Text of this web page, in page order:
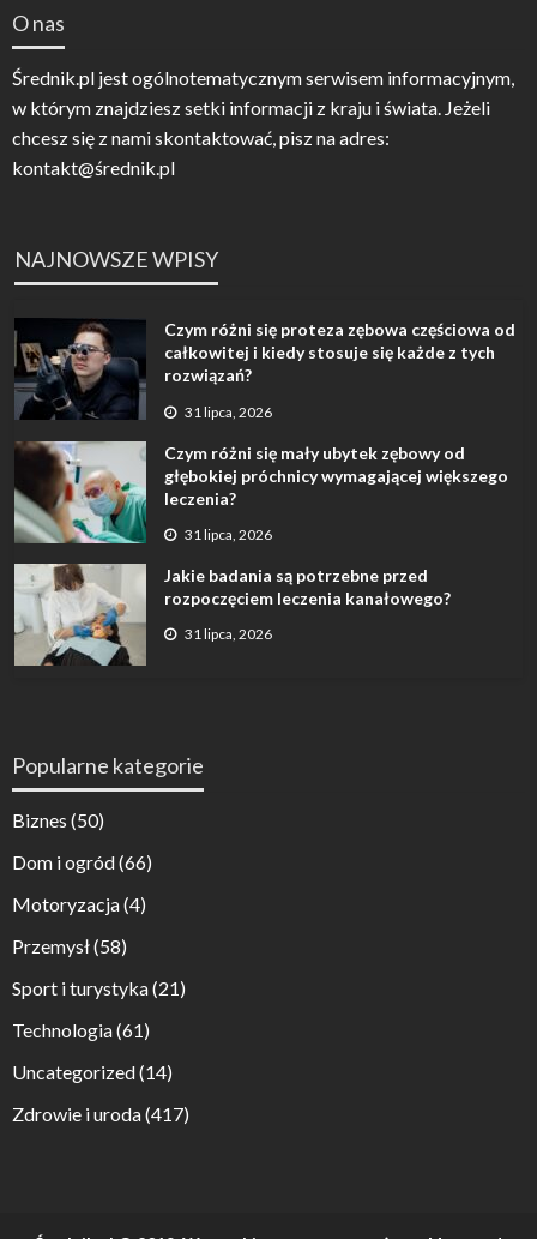
O nas
Średnik.pl jest ogólnotematycznym serwisem informacyjnym,
w którym znajdziesz setki informacji z kraju i świata. Jeżeli
chcesz się z nami skontaktować, pisz na adres:
kontakt@średnik.pl
NAJNOWSZE WPISY
Czym różni się proteza zębowa częściowa od
całkowitej i kiedy stosuje się każde z tych
rozwiązań?
31 lipca, 2026
Czym różni się mały ubytek zębowy od
głębokiej próchnicy wymagającej większego
leczenia?
31 lipca, 2026
Jakie badania są potrzebne przed
rozpoczęciem leczenia kanałowego?
31 lipca, 2026
Popularne kategorie
Biznes (50)
Dom i ogród(66)
Motoryzacja(4)
Przemysł(58)
Sport i turystyka(21)
Technologia(61)
Uncategorized(14)
Zdrowie i uroda(417)